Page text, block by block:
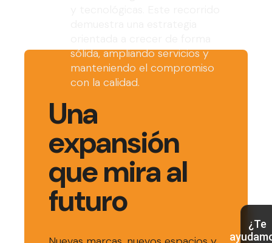
sólida, ampliando servicios y
manteniendo el compromiso
con la calidad.
Una
expansión
que mira al
futuro
¿Te